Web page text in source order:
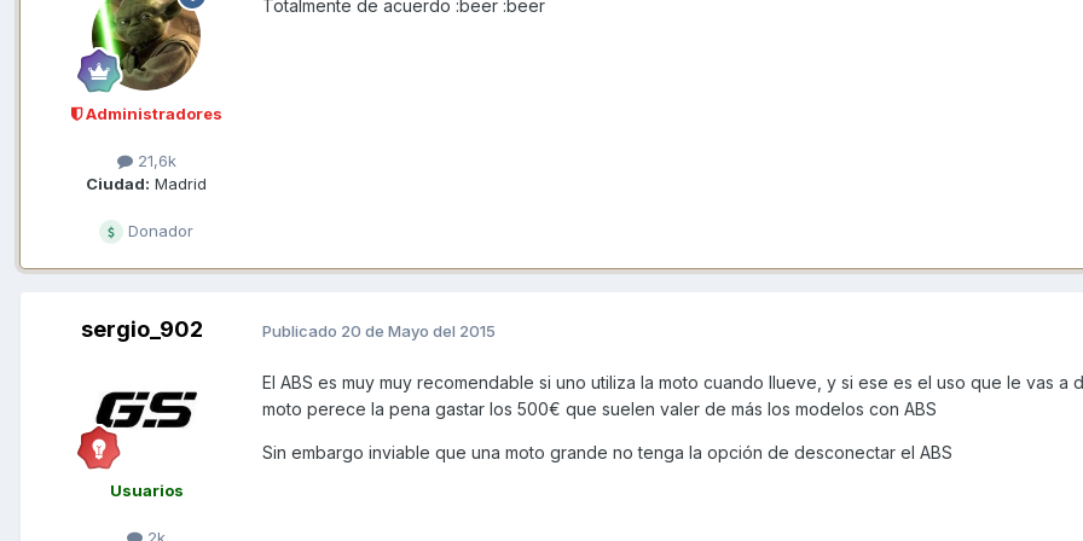
Administradores
21,6k
Ciudad: Madrid
Donador
Totalmente de acuerdo :beer :beer
sergio_902
Usuarios
Publicado 20 de Mayo del 2015
El ABS es muy muy recomendable si uno utiliza la moto cuando llueve, y si ese es el uso que le vas a
moto perece la pena gastar los 500€ que suelen valer de más los modelos con ABS
Sin embargo inviable que una moto grande no tenga la opción de desconectar el ABS